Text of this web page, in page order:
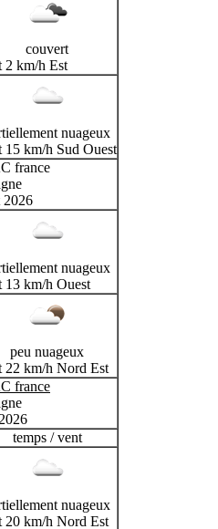
couvert
2 km/h Est
nuageux
15 km/h Sud Ouest
france
2026
nuageux
13 km/h Ouest
peu nuageux
22 km/h Nord Est
france
temps / vent
nuageux
20 km/h Nord Est